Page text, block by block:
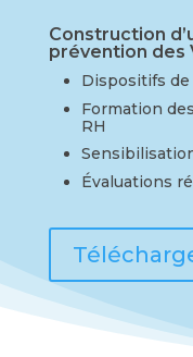
Construction
prévention des
Dispositifs de
Formation
RH
Évaluations